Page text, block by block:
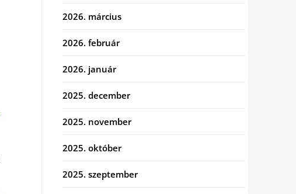
2026. március
2026. február
2026. január
2025. december
2025. november
2025. október
2025. szeptember